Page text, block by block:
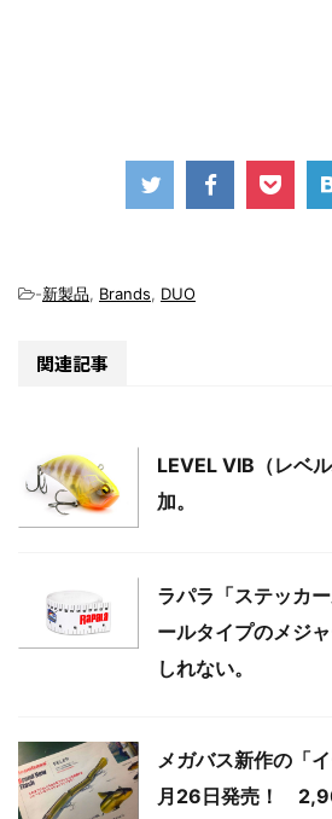
-新製品, Brands, DUO
関連記事
LEVEL VIB（レベ
加。
ラパラ「ステッカ
ールタイプのメジ
しれない。
メガバス新作の「
月26日発売！